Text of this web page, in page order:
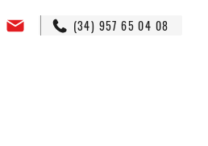
(34) 957 65 04 08